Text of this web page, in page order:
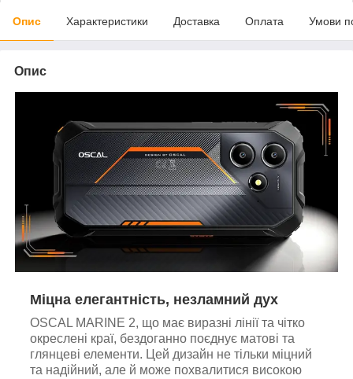
Опис Характеристики Доставка Оплата Умови
Опис
Міцна елегантність, незламний дух
OSCAL MARINE 2, що має виразні лінії та чітко
окреслені краї, бездоганно поєднує матові та
глянцеві елементи. Цей дизайн не тільки міцний
та надійний, але й може похвалитися високою